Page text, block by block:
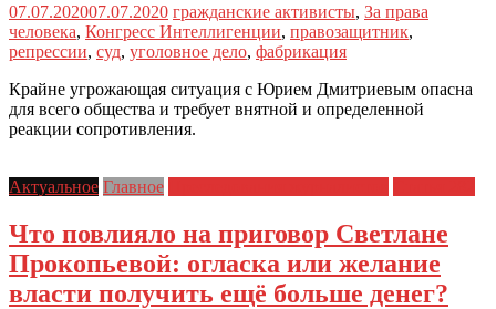
07.07.202007.07.2020 гражданские активисты, За права
человека, Конгресс Интеллигенции, правозащитник,
репрессии, суд, уголовное дело, фабрикация
Крайне угрожающая ситуация с Юрием Дмитриевым опасна
для всего общества и требует внятной и определенной
реакции сопротивления.
Актуальное Главное
Что повлияло на приговор Светлане
Прокопьевой: огласка или желание
власти получить ещё больше денег?